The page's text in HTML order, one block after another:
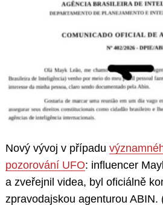
Nový vývoj v případu
pozorování UFO: influencer
a zveřejnil videa, byl oficiálně
zpravodajskou agenturou ABIN.